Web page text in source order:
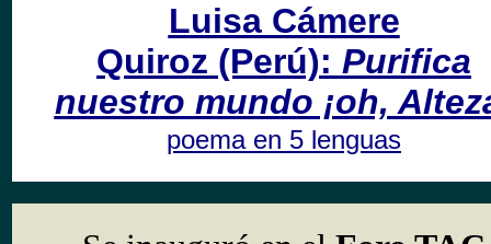
Luisa Cámere
Quiroz (Perú): Purifica
nuestro mundo ¡oh,
poema en 5 lenguas